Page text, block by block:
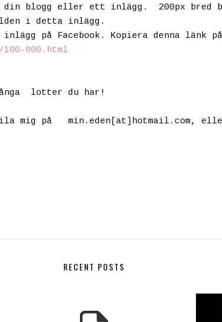
din blogg eller ett inlägg. 200px
i detta inlägg.
på Facebook. Kopiera denna länk
100-000.html
lotter du har!
mig på min.eden[at]hotmail.com,
RECENT POSTS